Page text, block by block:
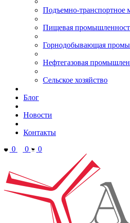
Подъемно-транспортное
Пищевая
Горнодобывающая
Нефтегазовая
Сельское хозяйство
Блог
Новости
Контакты
0
0 0